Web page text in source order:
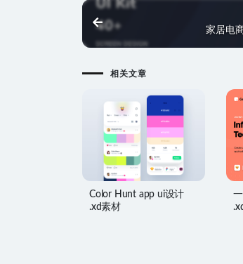
家居电
相关文章
Color Hunt app ui设计
.xd素材